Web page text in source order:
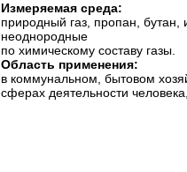
Измеряемая среда:
природный газ, пропан, бутан,
неоднородные
по химическому составу газы.
Область применения:
в коммунальном, бытовом
сферах деятельности